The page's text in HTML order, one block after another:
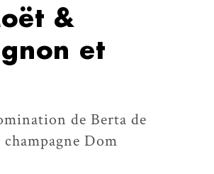
&
et
de Berta de
Dom